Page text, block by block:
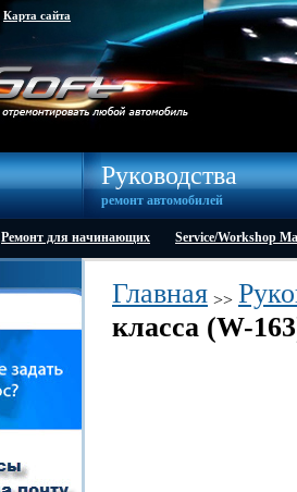
Карта сайта
Руководства
ремонт автомобилей
Ремонт для начинающих Service/Workshop
Главная >>
класса (W-